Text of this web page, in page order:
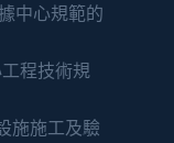
中心規範的
程技術規
施施工及驗